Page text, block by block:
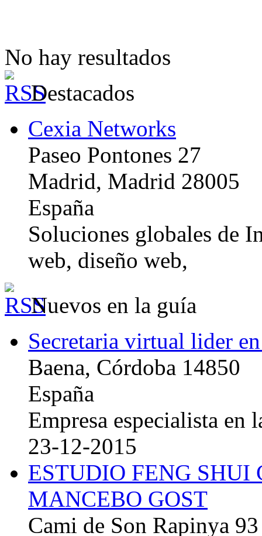
No hay resultados
Destacados
Cexia Networks
Paseo Pontones 27
Madrid, Madrid 28005
España
Soluciones globales de
web, diseño web,
Nuevos en la guía
Secretaria virtual lider
Baena, Córdoba 14850
España
Empresa especialista en
23-12-2015
ESTUDIO FENG
MANCEBO GOST
Cami de Son Rapinya 93